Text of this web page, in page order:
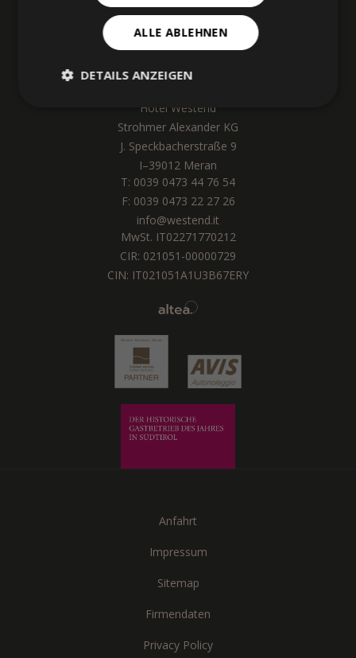
Hotel Westend
Strohmer Alexander KG
J. Speckbacherstraße 9
I–39012 Meran
T: 0039 0473 44 76 54
F: 0039 0473 22 27 26
info@westend.it
MwSt. IT02271770212
CIR: 021051-00000729
CIN: IT021051A1U3B67ERY
Anfahrt
Impressum
Sitemap
Firmendaten
Privacy Policy
ALLE ABLEHNEN
DETAILS ANZEIGEN